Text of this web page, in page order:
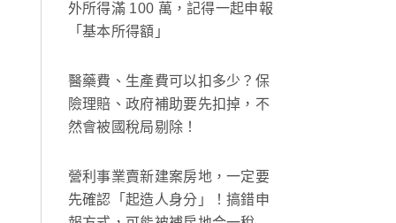
外所得滿 100 萬，記得一起申報
「基本所得額」
醫藥費、生產費可以扣多少？保
險理賠、政府補助要先扣掉，不
然會被國稅局剔除！
營利事業賣新建案房地，一定要
先確認「起造人身分」！搞錯申